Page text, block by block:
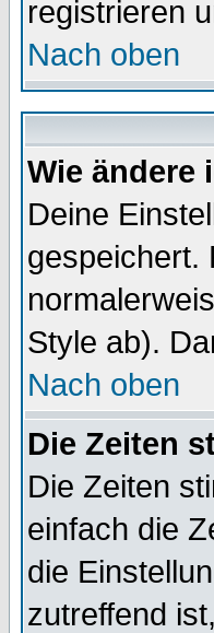
registrieren
Nach oben
Wie ändere
Deine
gespeichert.
Style ab).
Nach oben
Die Zeiten
Die Zeiten
einfach die
die
zutreffend